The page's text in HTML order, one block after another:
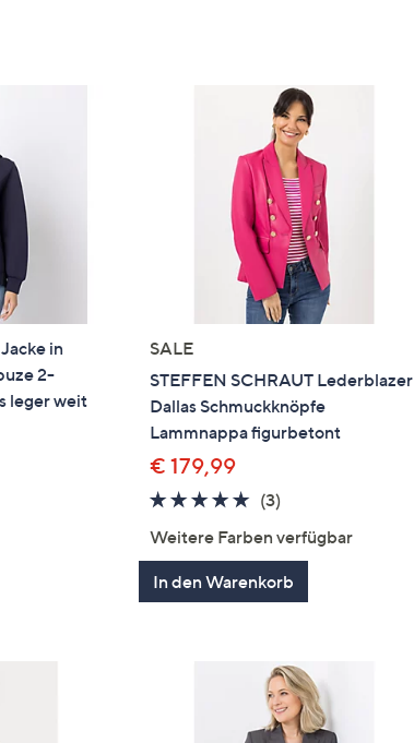
in
2-
leger weit
SALE
STEFFEN SCHRAUT Lederblazer
Dallas Schmuckknöpfe
Lammnappa figurbetont
€ 179,99
5.0
(3)
Weitere Farben verfügbar
In den Warenkorb